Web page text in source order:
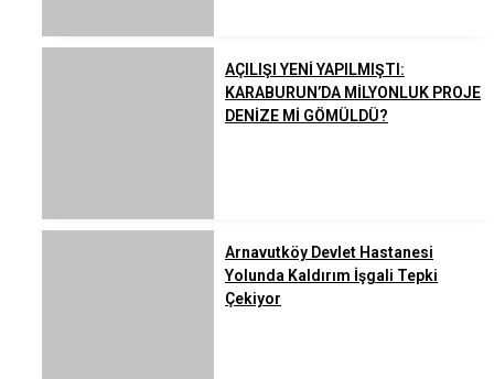
AÇILIŞI YENİ YAPILMIŞTI:
KARABURUN’DA MİLYONLUK PROJE
DENİZE Mİ GÖMÜLDÜ?
Arnavutköy Devlet Hastanesi
Yolunda Kaldırım İşgali Tepki
Çekiyor